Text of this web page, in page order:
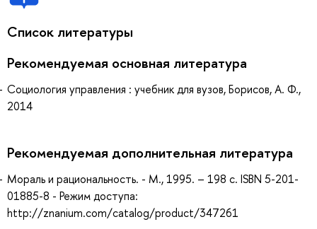
Список литературы
Рекомендуемая основная литература
Социология управления : учебник для вузов, Борисов, А. Ф.,
2014
Рекомендуемая дополнительная литература
Мораль и рациональность. - М., 1995. – 198 с. ISBN 5-201-
01885-8 - Режим доступа:
http://znanium.com/catalog/product/347261